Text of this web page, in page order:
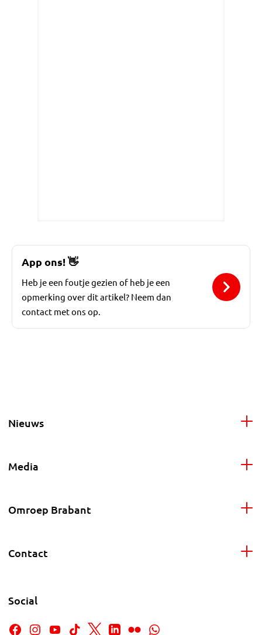
App ons!👋
Heb je een foutje gezien of heb je een
opmerking over dit artikel? Neem dan
contact met ons op.
Nieuws
Media
Omroep Brabant
Contact
Social